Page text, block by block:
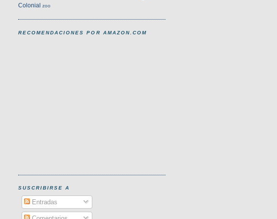
Colonial zoo
RECOMENDACIONES POR AMAZON.COM
SUSCRIBIRSE A
Entradas